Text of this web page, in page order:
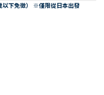
以下免徵） ※僅限從日本出發